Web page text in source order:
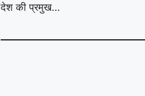
देश की प्रमुख…